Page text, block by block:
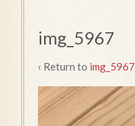
img_5967
‹ Return to img_5967